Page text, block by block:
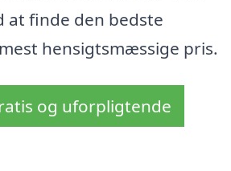
at finde den bedste
hensigtsmæssige pris.
og uforpligtende